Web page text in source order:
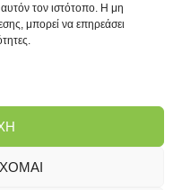
τον ιστότοπο. Η μη
μπορεί να επηρεάσει
| Development